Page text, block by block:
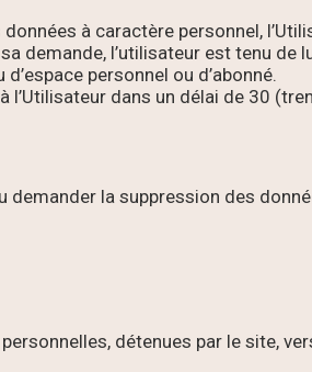
à caractère personnel,
demande, l’utilisateur est tenu de
personnel ou d’abonné.
dans un délai de 30
la suppression des
détenues par le site,